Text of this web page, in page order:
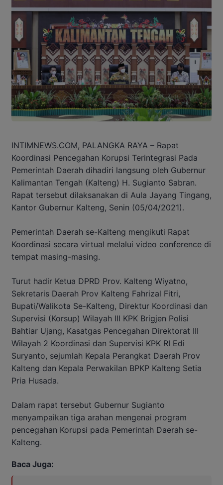
INTIMNEWS.COM, PALANGKA RAYA – Rapat
Koordinasi Pencegahan Korupsi Terintegrasi Pada
Pemerintah Daerah dihadiri langsung oleh Gubernur
Kalimantan Tengah (Kalteng) H. Sugianto Sabran.
Rapat tersebut dilaksanakan di Aula Jayang Tingang,
Kantor Gubernur Kalteng, Senin (05/04/2021).
Pemerintah Daerah se-Kalteng mengikuti Rapat
Koordinasi secara virtual melalui video conference di
tempat masing-masing.
Turut hadir Ketua DPRD Prov. Kalteng Wiyatno,
Sekretaris Daerah Prov Kalteng Fahrizal Fitri,
Bupati/Walikota Se-Kalteng, Direktur Koordinasi dan
Supervisi (Korsup) Wilayah III KPK Brigjen Polisi
Bahtiar Ujang, Kasatgas Pencegahan Direktorat III
Wilayah 2 Koordinasi dan Supervisi KPK RI Edi
Suryanto, sejumlah Kepala Perangkat Daerah Prov
Kalteng dan Kepala Perwakilan BPKP Kalteng Setia
Pria Husada.
Dalam rapat tersebut Gubernur Sugianto
menyampaikan tiga arahan mengenai program
pencegahan Korupsi pada Pemerintah Daerah se-
Kalteng.
Baca Juga: